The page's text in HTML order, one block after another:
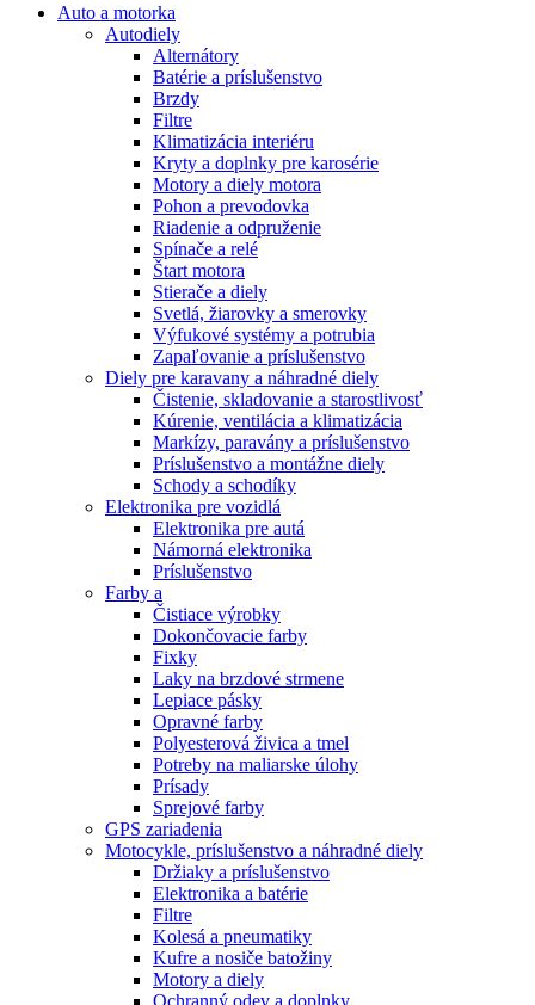
Auto a motorka
Autodiely
Alternátory
Batérie a príslušenstvo
Brzdy
Filtre
Klimatizácia interiéru
Kryty a doplnky pre karosérie
Motory a diely motora
Pohon a prevodovka
Riadenie a odpruženie
Spínače a relé
Štart motora
Stierače a diely
Svetlá, žiarovky a smerovky
Výfukové systémy a potrubia
Zapaľovanie a príslušenstvo
Diely pre karavany a náhradné diely
Čistenie, skladovanie a starostlivosť
Kúrenie, ventilácia a klimatizácia
Markízy, paravány a príslušenstvo
Príslušenstvo a montážne diely
Schody a schodíky
Elektronika pre vozidlá
Elektronika pre autá
Námorná elektronika
Príslušenstvo
Farby a
Čistiace výrobky
Dokončovacie farby
Fixky
Laky na brzdové strmene
Lepiace pásky
Opravné farby
Polyesterová živica a tmel
Potreby na maliarske úlohy
Prísady
Sprejové farby
GPS zariadenia
Motocykle, príslušenstvo a náhradné diely
Držiaky a príslušenstvo
Elektronika a batérie
Filtre
Kolesá a pneumatiky
Kufre a nosiče batožiny
Motory a diely
Ochranný odev a doplnky